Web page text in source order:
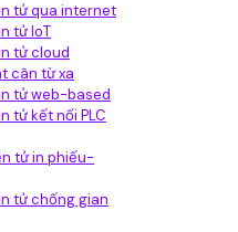
tử qua internet
tử IoT
tử cloud
cân từ xa
tử web-based
tử kết nối PLC
tử in phiếu-
tử chống gian